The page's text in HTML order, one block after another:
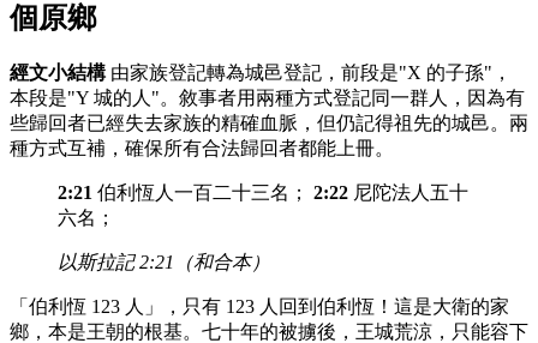
個原鄉
經文小結構由家族登記轉為城邑登記，前段是"X 的子孫"，
本段是"Y 城的人"。敘事者用兩種方式登記同一群人，因為有
些歸回者已經失去家族的精確血脈，但仍記得祖先的城邑。兩
種方式互補，確保所有合法歸回者都能上冊。
2:21 伯利恆人一百二十三名； 2:22 尼陀法人五十
六名；
以斯拉記 2:21（和合本）
「伯利恆 123 人」，只有 123 人回到伯利恆！這是大衛的家
鄉，本是王朝的根基。七十年的被擄後，王城荒涼，只能容下